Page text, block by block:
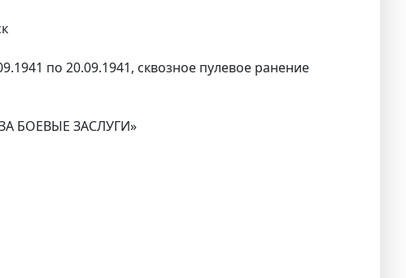
по 20.09.1941, сквозное пулевое ранение
БОЕВЫЕ ЗАСЛУГИ»